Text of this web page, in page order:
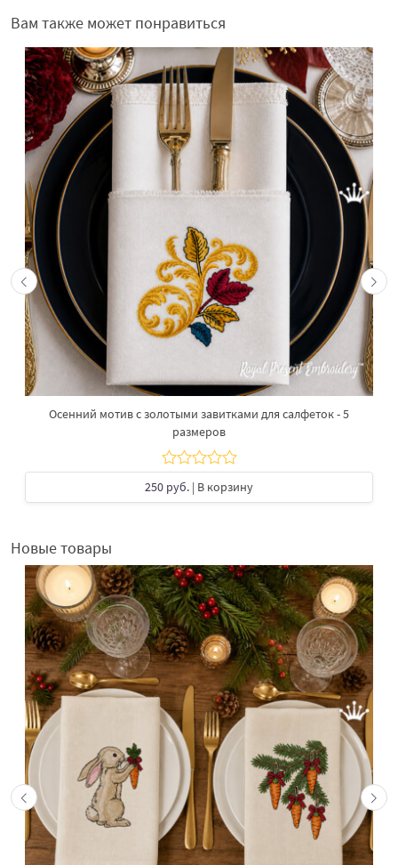
Вам также может понравиться
Осенний мотив с золотыми завитками для салфеток - 5
размеров
250 руб. | В корзину
Новые товары